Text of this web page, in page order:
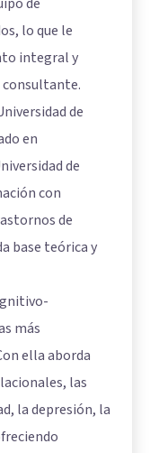
lo que le
integral y
consultante.
de
en
de
con
de
base teórica y
más
ella aborda
las
la depresión, la